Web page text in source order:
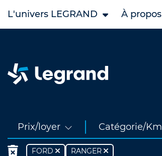
L'univers LEGRAND À propos
Prix/loyer Catégorie/Km
FORD RANGER